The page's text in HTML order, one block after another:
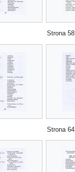
Strona 58
Strona 64